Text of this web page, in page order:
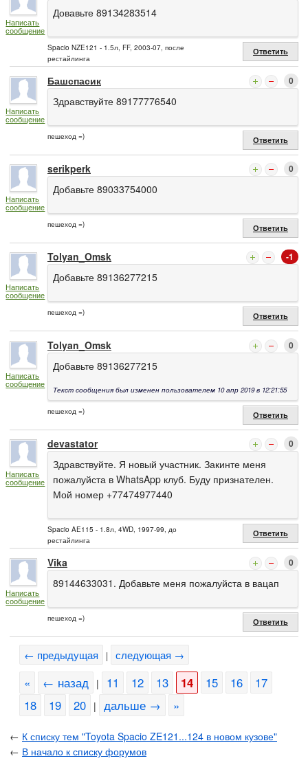
Написать
сообщение
Довавьте 891З4283514
Spacio NZE121 - 1.5л, FF, 2003-07, после
рестайлинга
Ответить
Написать
сообщение
Башспасик 0
Здравствуйте 89177776540
пешеход =) Ответить
Написать
сообщение
serikperk 0
Добавьте 89033754000
пешеход =) Ответить
Написать
сообщение
Tolyan_Omsk -1
Добавьте 89136277215
пешеход =) Ответить
Написать
сообщение
Tolyan_Omsk 0
Добавьте 89136277215
Текст сообщения был изменен пользователем 10 апр 2019 в 12:21:55
пешеход =) Ответить
Написать
сообщение
devastator 0
Здравствуйте. Я новый участник. Закинте меня
пожалуйста в WhatsApp клуб. Буду признателен.
Мой номер +77474977440
Spacio AE115 - 1.8л, 4WD, 1997-99, до
рестайлинга
Ответить
Написать
сообщение
Vika 0
89144633031. Добавьте меня пожалуйста в вацап
пешеход =) Ответить
← предыдущая | следующая →
« ← назад | 11 12 13 14 15 16
17
18
19 20 | дальше → »
← К списку тем "Toyota Spacio ZE121...124 в новом кузове"
← В начало к списку форумов